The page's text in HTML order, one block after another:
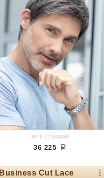
нет отзывов
36 225
Business Cut Lace